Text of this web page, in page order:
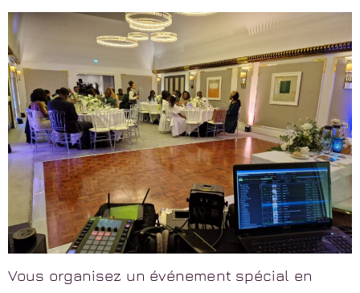
Vous organisez un événement spécial en